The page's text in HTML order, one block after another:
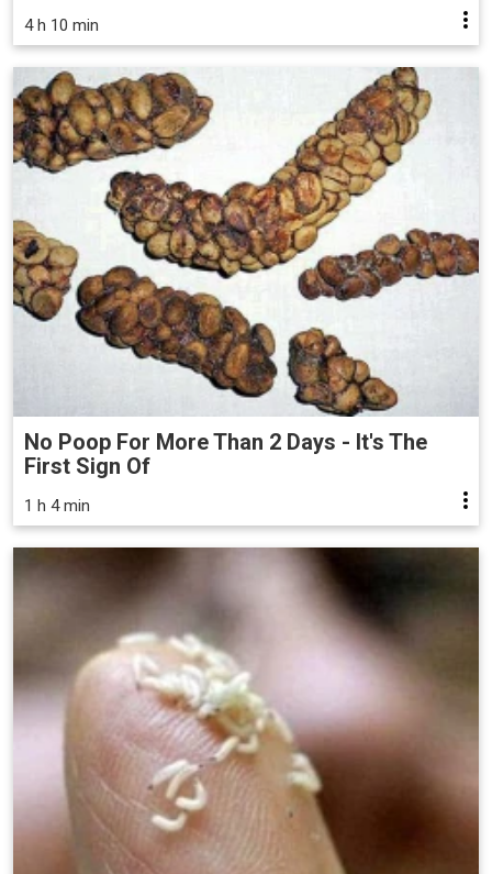
4 h 10 min
No Poop For More Than 2 Days - It's The
First Sign Of
1 h 4 min